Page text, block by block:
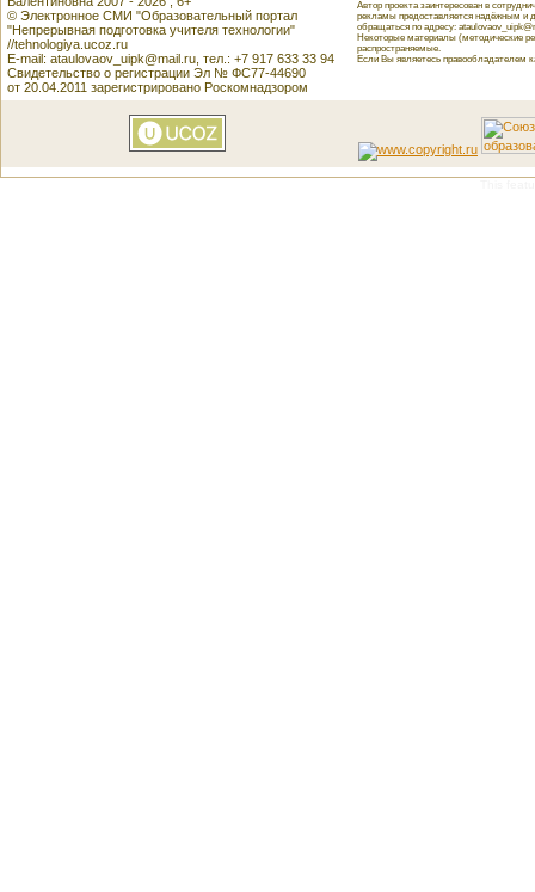
© Электронное СМИ "Образовательный портал
"Непрерывная подготовка учителя технологии"
//tehnologiya.ucoz.ru
E-mail: ataulovaov_uipk@mail.ru, тел.: +7 917 633 33 94
Свидетельство о регистрации Эл № ФС77-44690
от 20.04.2011 зарегистрировано Роскомнадзором
Автор проекта заинтересован в
рекламы предоставляется надёжным и
обращаться по адресу:
Некоторые материалы (методические
распространяемые.
Если Вы являетесь правообладателем